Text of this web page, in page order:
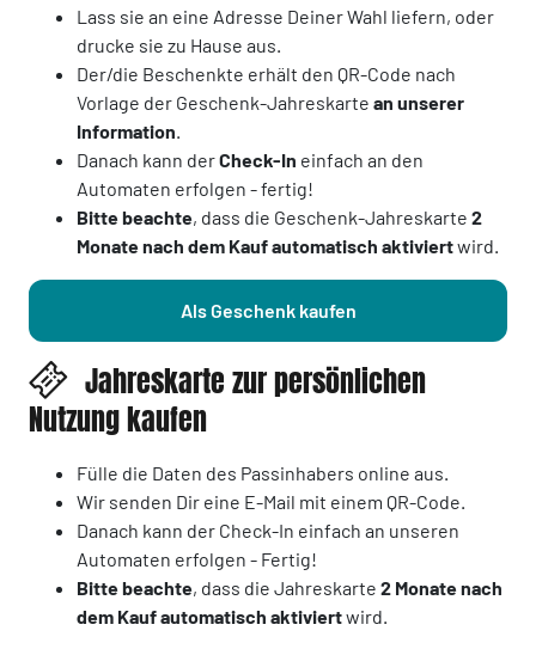
Lass sie an eine Adresse Deiner Wahl liefern, oder
drucke sie zu Hause aus.
Der/die Beschenkte erhält den QR-Code nach
Vorlage der Geschenk-Jahreskarte an unserer
Information.
Danach kann derCheck-In einfach an den
Automaten erfolgen - fertig!
Bitte beachte, dass die Geschenk-Jahreskarte 2
Monate nach dem Kauf automatisch aktiviertwird.
Als Geschenk kaufen
Jahreskarte zur persönlichen
Nutzung kaufen
Fülle die Daten des Passinhabers online aus.
Wir senden Dir eine E-Mail mit einem QR-Code.
Danach kann der Check-In einfach an unseren
Automaten erfolgen - Fertig!
Bitte beachte, dass die Jahreskarte 2 Monate nach
dem Kauf automatisch aktiviertwird.